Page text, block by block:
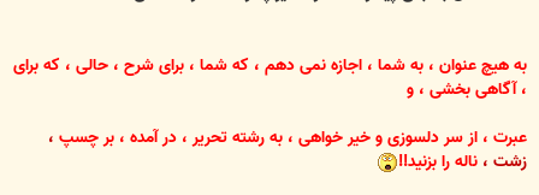
به هیچ عنوان ، به شما ، اجازه نمی دهم ، که شما ، برای شرح ، حالی ، که برای
، آگاهی بخشی ، و
عبرت ، از سر دلسوزی و خیر خواهی ، به رشته تحریر ، در آمده ، بر چسپ
زشت ، ناله را بزنید!!